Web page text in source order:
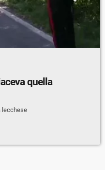
quella
lecchese